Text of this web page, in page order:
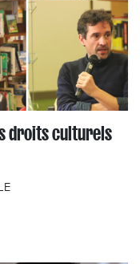
droits culturels